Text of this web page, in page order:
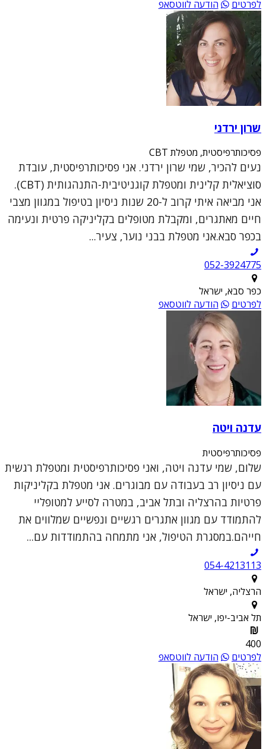
לפרטים הודעה לווטסאפ
שרון ירדני
פסיכותרפיסטית, מטפלת CBT
נעים להכיר, שמי שרון ירדני. אני פסיכותרפיסטית, עובדת
סוציאלית קלינית ומטפלת קוגניטיבית-התנהגותית (CBT).
אני מביאה איתי קרוב ל-20 שנות ניסיון בטיפול במגוון מצבי
חיים מאתגרים, ומקבלת מטופלים בקליניקה פרטית ונעימה
בכפר סבא.אני מטפלת בבני נוער, צעיר...
052-3924775
כפר סבא, ישראל
לפרטים
הודעה לווטסאפ
עדנה ויטה
פסיכותרפיסטית
שלום, שמי עדנה ויטה, ואני פסיכותרפיסטית ומטפלת רגשית
עם ניסיון רב בעבודה עם מבוגרים. אני מטפלת בקליניקות
פרטיות בהרצליה ובתל אביב, במטרה לסייע למטופליי
להתמודד עם מגוון אתגרים רגשיים ונפשיים שמלווים את
חייהם.במסגרת הטיפול, אני מתמחה בהתמודדות עם...
054-4213113
הרצליה, ישראל
תל אביב-יפו, ישראל
400
לפרטים
הודעה לווטסאפ